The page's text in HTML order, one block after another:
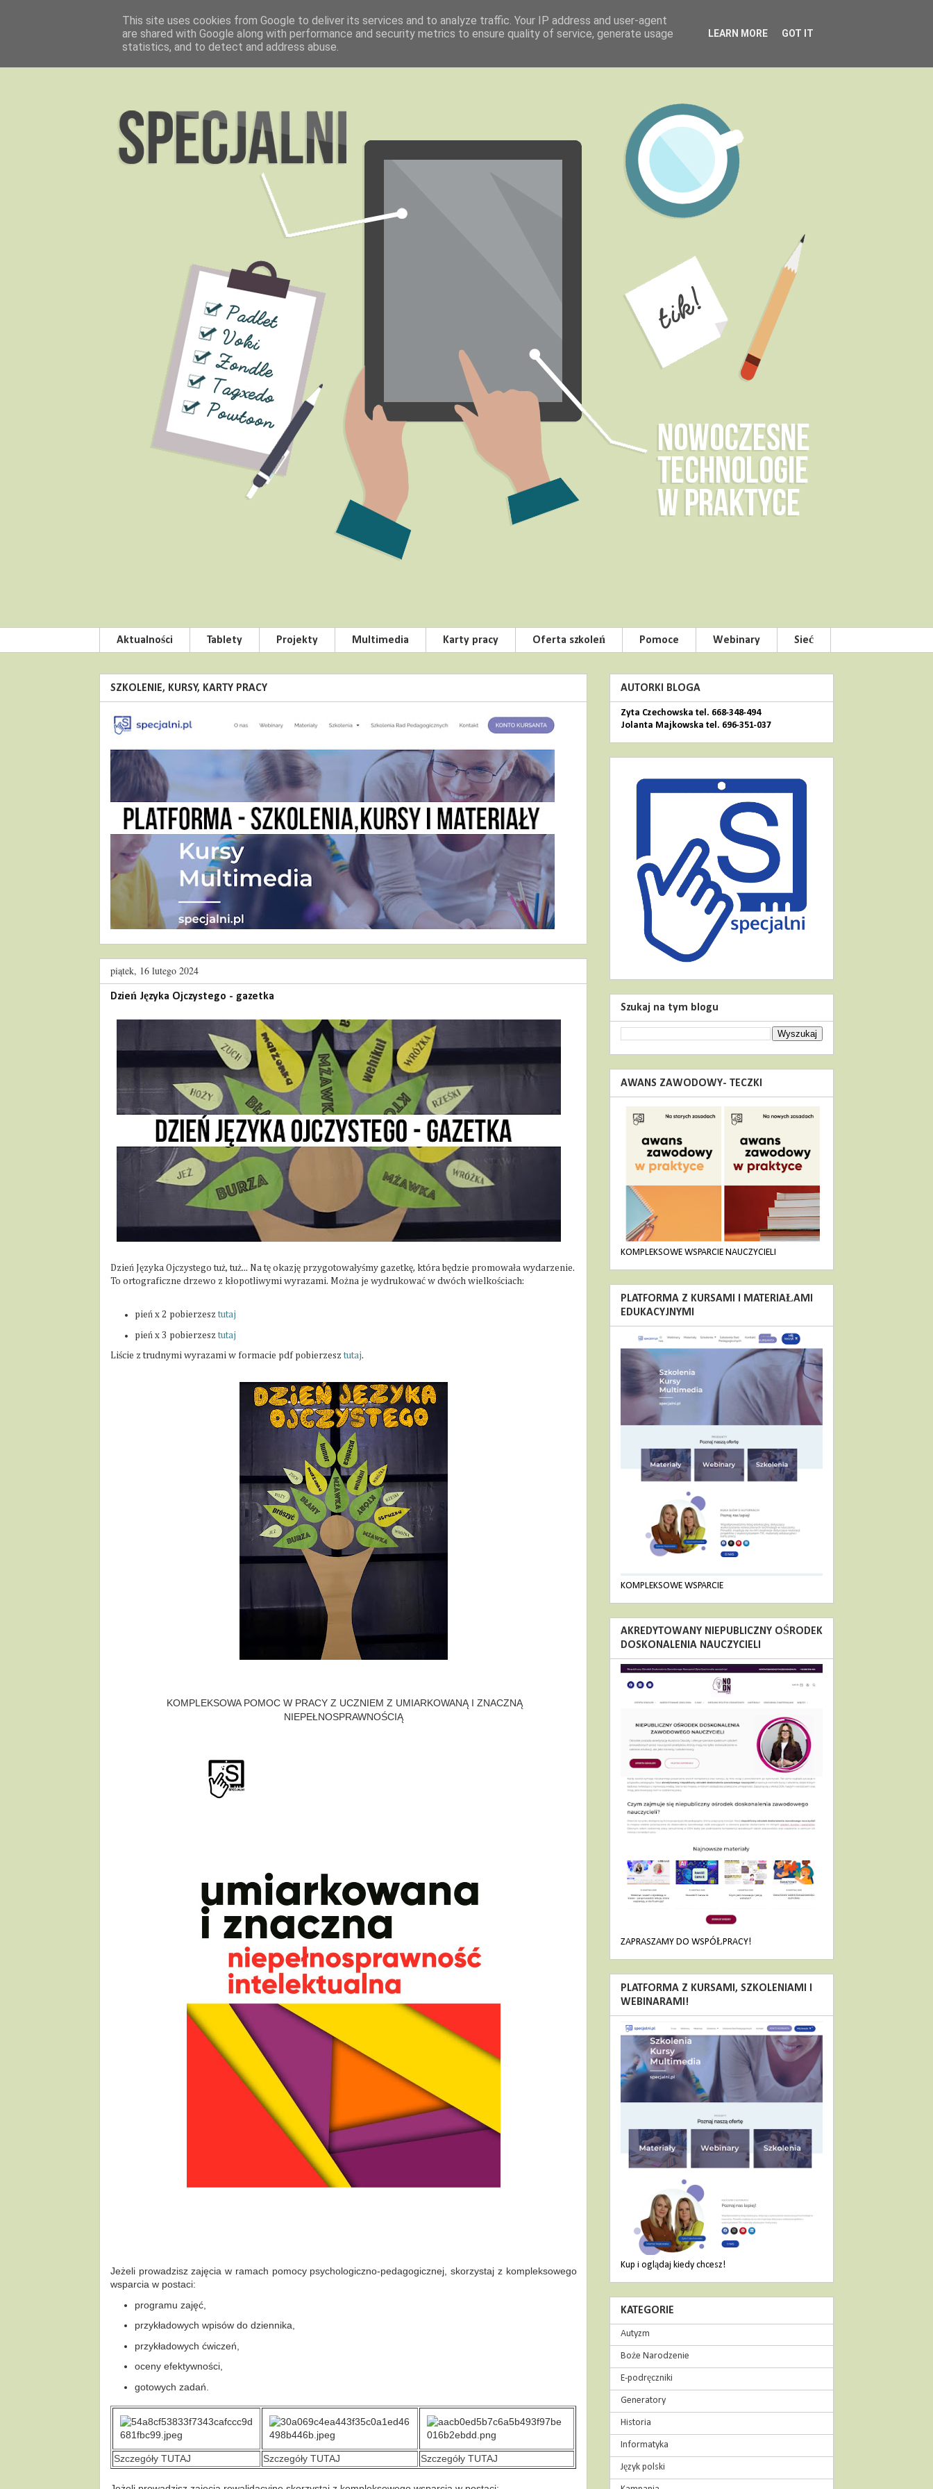
Aktualności Tablety Projekty Multimedia Karty pracy Oferta szkoleń Pomoce Webinary Sieć
SZKOLENIE, KURSY, KARTY PRACY
piątek, 16 lutego 2024
Dzień Języka Ojczystego - gazetka
Dzień Języka Ojczystego tuż, tuż... Na tę okazję przygotowałyśmy gazetkę, która będzie promowała wydarzenie.
To ortograficzne drzewo z kłopotliwymi wyrazami. Można je wydrukować w dwóch wielkościach:
pień x 2 pobierzesz tutaj
pień x 3 pobierzesz tutaj
Liście z trudnymi wyrazami w formacie pdf pobierzesz tutaj.
KOMPLEKSOWA POMOC W PRACY Z UCZNIEM Z UMIARKOWANĄ I ZNACZNĄ
NIEPEŁNOSPRAWNOŚCIĄ
Jeżeli prowadzisz zajęcia w ramach pomocy psychologiczno-pedagogicznej, skorzystaj z kompleksowego
wsparcia w postaci:
programu zajęć,
przykładowych wpisów do dziennika,
przykładowych ćwiczeń,
oceny efektywności,
gotowych zadań.
Szczegóły TUTAJ Szczegóły TUTAJ Szczegóły TUTAJ
AUTORKI BLOGA
Zyta Czechowska tel. 668-348-494
Jolanta Majkowska tel. 696-351-037
Szukaj na tym blogu
AWANS ZAWODOWY- TECZKI
KOMPLEKSOWE WSPARCIE NAUCZYCIELI
PLATFORMA Z KURSAMI I MATERIAŁAMI
EDUKACYJNYMI
KOMPLEKSOWE WSPARCIE
AKREDYTOWANY NIEPUBLICZNY OŚRODEK
DOSKONALENIA NAUCZYCIELI
ZAPRASZAMY DO WSPÓŁPRACY!
PLATFORMA Z KURSAMI, SZKOLENIAMI I
WEBINARAMI!
Kup i oglądaj kiedy chcesz!
KATEGORIE
Autyzm
Boże Narodzenie
E-podręczniki
Generatory
Historia
Informatyka
Język polski
This site uses cookies from Google to deliver its services and to analyze traffic. Your IP address and user-agent
are shared with Google along with performance and security metrics to ensure quality of service, generate usage
statistics, and to detect and address abuse.
LEARN MORE GOT IT